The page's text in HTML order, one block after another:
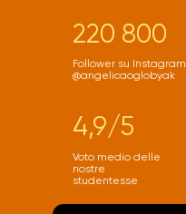
220 800
Follower su Instagram
@angelicaoglobyak
4,9/5
Voto medio delle
nostre
studentesse